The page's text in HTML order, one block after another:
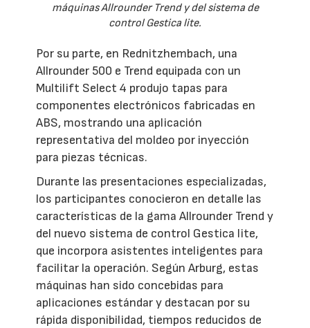
máquinas Allrounder Trend y del sistema de
control Gestica lite.
Por su parte, en Rednitzhembach, una
Allrounder 500 e Trend equipada con un
Multilift Select 4 produjo tapas para
componentes electrónicos fabricadas en
ABS, mostrando una aplicación
representativa del moldeo por inyección
para piezas técnicas.
Durante las presentaciones especializadas,
los participantes conocieron en detalle las
características de la gama Allrounder Trend y
del nuevo sistema de control Gestica lite,
que incorpora asistentes inteligentes para
facilitar la operación. Según Arburg, estas
máquinas han sido concebidas para
aplicaciones estándar y destacan por su
rápida disponibilidad, tiempos reducidos de